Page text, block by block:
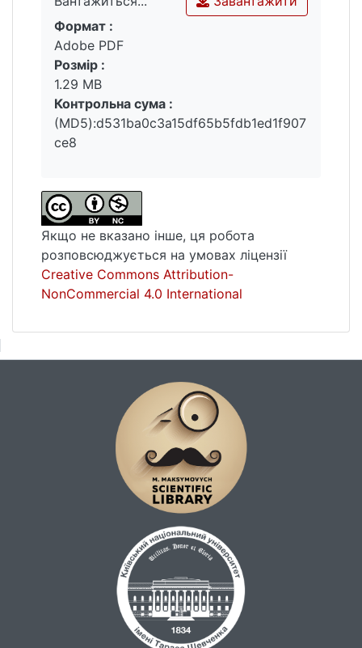
структури та тестуванні результатів у
QGIS.
Вантажиться...
Формат :
Adobe PDF
Розмір :
1.29 MB
Контрольна сума :
(MD5):d531ba0c3a15df65b5fdb1ed1f907
ce8
Якщо не вказано інше, ця робота
розповсюджується на умовах ліцензії
Creative Commons Attribution-
NonCommercial 4.0 International